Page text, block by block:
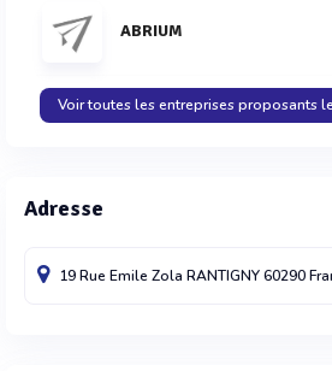
ABRIUM
Voir toutes les entreprises proposants
Adresse
19 Rue Emile Zola RANTIGNY60290